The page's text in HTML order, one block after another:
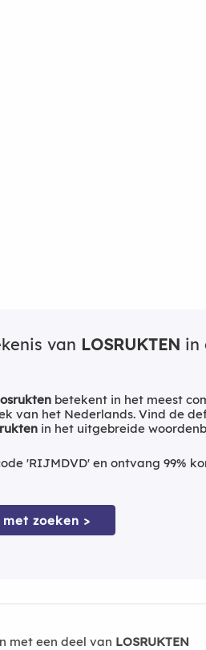
van LOSRUKTEN in
betekent in het meest
van het Nederlands. Vind de
in het uitgebreide
'RIJMDVD' en ontvang 99%
zoeken >
met een deel van LOSRUKTEN